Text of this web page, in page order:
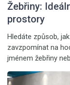
Žebřiny:
prostory
Hledáte způsob,
zavzpomínat na
jménem žebřiny